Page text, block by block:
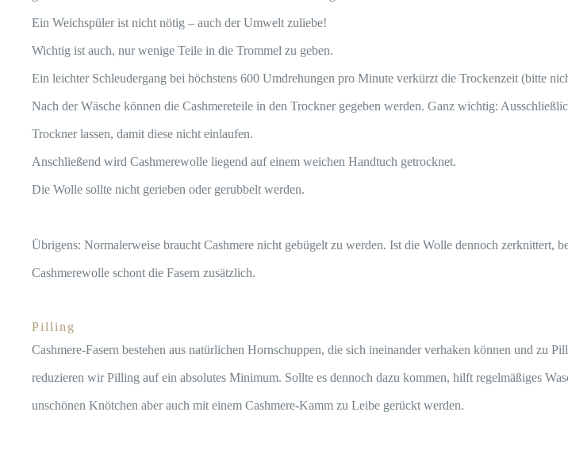
Ein Weichspüler ist nicht nötig – auch der Umwelt zuliebe!
Wichtig ist auch, nur wenige Teile in die Trommel zu geben.
Ein leichter Schleudergang bei höchstens 600 Umdrehungen pro Minute verkürzt die Trockenzeit (bitte
Nach der Wäsche können die Cashmereteile in den Trockner gegeben werden. Ganz wichtig:
Trockner lassen, damit diese nicht einlaufen.
Anschließend wird Cashmerewolle liegend auf einem weichen Handtuch getrocknet.
Die Wolle sollte nicht gerieben oder gerubbelt werden.
Übrigens: Normalerweise braucht Cashmere nicht gebügelt zu werden. Ist die Wolle dennoch
Cashmerewolle schont die Fasern zusätzlich.
Pilling
Cashmere-Fasern bestehen aus natürlichen Hornschuppen, die sich ineinander verhaken können und zu
reduzieren wir Pilling auf ein absolutes Minimum. Sollte es dennoch dazu kommen, hilft regelmäßiges
unschönen Knötchen aber auch mit einem Cashmere-Kamm zu Leibe gerückt werden.